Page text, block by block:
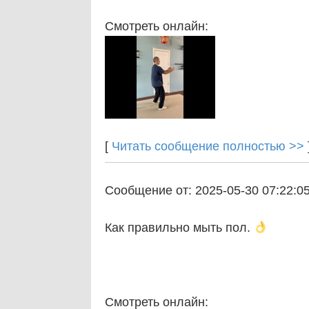
Смотреть онлайн:
[ Читать сообщение полностью >>
Сообщение от: 2025-05-30
Как правильно мыть пол.
Смотреть онлайн: